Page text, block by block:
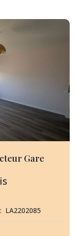
Gare
LA2202085